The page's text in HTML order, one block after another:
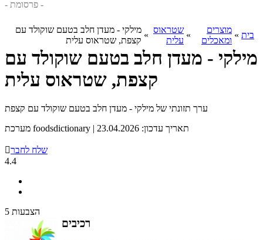
- פרסומת -
בית »
מוצרים
ומאכלים
»
שטראוס
עלית
»
מילקי - מעדן חלב בטעם שוקולד עם
קצפת, שטראוס עלית
מילקי - מעדן חלב בטעם שוקולד עם
קצפת, שטראוס עלית
ערך תזונתי של מילקי - מעדן חלב בטעם שוקולד עם קצפת
מערכת foodsdictionary | תאריך עדכון: 23.04.2026
שלח לחבר
4.4
5 הצבעות
רכיבים